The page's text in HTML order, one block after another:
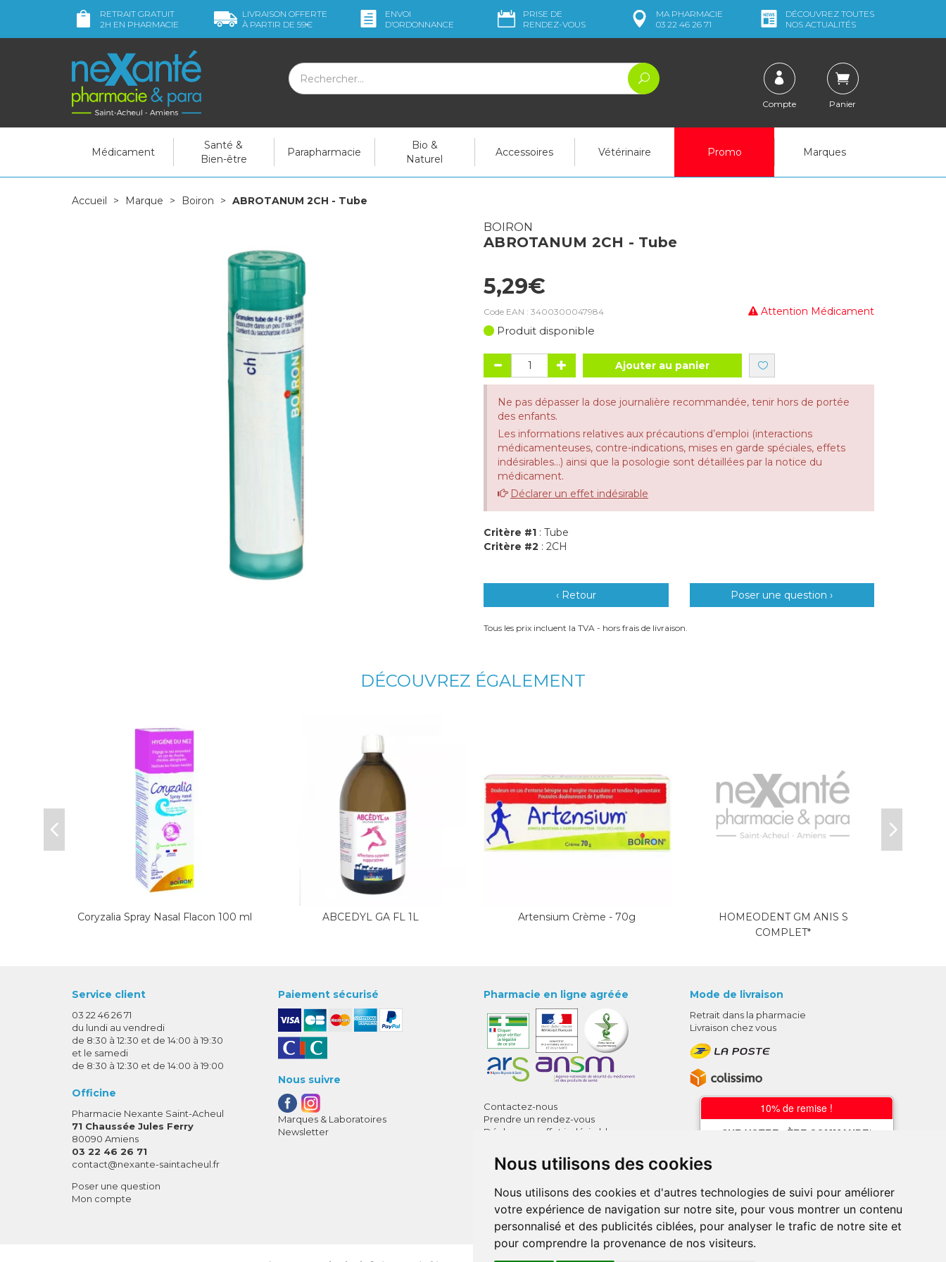
Nous utilisons des cookies
Nous utilisons des cookies et d'autres technologies de suivi pour améliorer
votre expérience de navigation sur notre site, pour vous montrer un contenu
personnalisé et des publicités ciblées, pour analyser le trafic de notre site et
pour comprendre la provenance de nos visiteurs.
RETRAIT GRATUIT
2H EN PHARMACIE
LIVRAISON OFFERTE
À PARTIR DE 59€
ENVOI
D’ORDONNANCE
PRISE DE
RENDEZ-VOUS
MAPHARMACIE
03 22 46 26 71
DÉCOUVREZ TOUTES
NOS ACTUALITÉS
Compte Panier
Médicament
Santé &
Bien-être
Parapharmacie
Bio &
Naturel
Accessoires Vétérinaire Promo Marques
Accueil Marque Boiron ABROTANUM 2CH - Tube
BOIRON
ABROTANUM 2CH - Tube
5,29€
Attention Médicament
Code EAN : 3400300047984
Produit disponible
Ajouter au panier
Ne pas dépasser la dose journalière recommandée, tenir hors de portée
des enfants.
Les informations relatives aux précautions d’emploi (interactions
médicamenteuses, contre-indications, mises en garde spéciales, effets
indésirables...) ainsi que la posologie sont détaillées par la notice du
médicament.
Déclarer un effet indésirable
Critère #1 : Tube
Critère #2 : 2CH
‹ Retour Poser une question ›
Tous les prix incluent la TVA - hors frais de livraison.
DÉCOUVREZ ÉGALEMENT
Coryzalia Spray Nasal Flacon 100 ml ABCEDYL GA FL 1L Artensium Crème - 70g
HOMEODENT GM ANIS S
COMPLET*
Service client
03 22 46 26 71
du lundi au vendredi
de 8:30 à 12:30 et de 14:00 à 19:30
et le samedi
de 8:30 à 12:30 et de 14:00 à 19:00
Officine
Pharmacie Nexante Saint-Acheul
71 Chaussée Jules Ferry
80090 Amiens
03 22 46 26 71
contact-
@-
nexante-saintacheul.fr
Poser une question
Mon compte
Paiement sécurisé
Nous suivre
Marques & Laboratoires
Newsletter
Pharmacie en ligne agréée
Contactez-nous
Prendre un rendez-vous
Déclarer un effet indésirable
Mentions légales
Données personnelles
Mes préférences Cookies
Annuaire des pharmacies
Mode de livraison
Retrait dans la pharmacie
Livraison chez vous
10% de remise !
SUR VOTRE 1ÈRE COMMANDE*
* sans minimum d'achat , hors
médicaments et produits en offre,
utilisez le code au moment de la
validation du panier afin que la remise
soit prise en compte.